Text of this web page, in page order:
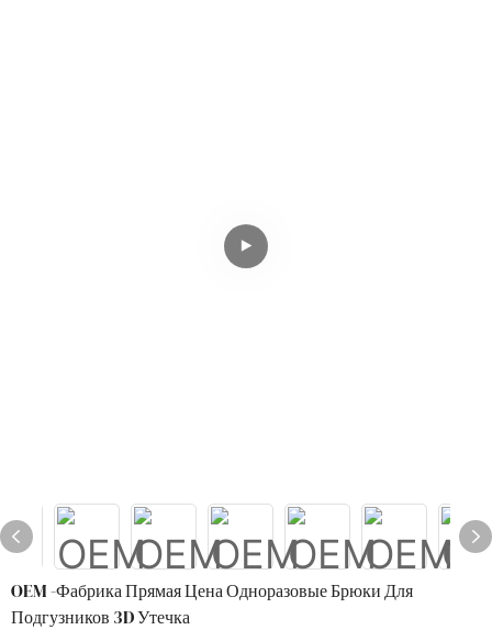
OEM -фабрика Прямая Цена Одноразовые Брюки Для
Подгузников 3D Утечка